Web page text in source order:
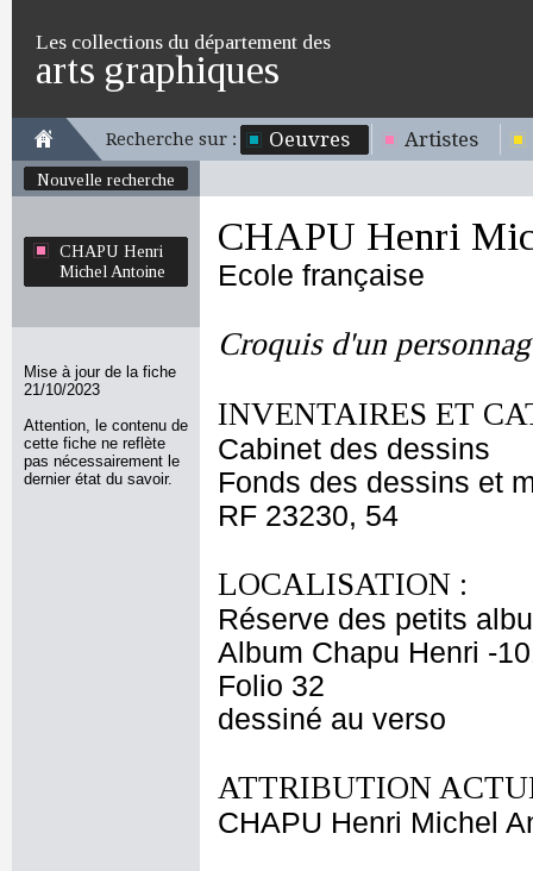
Les collections du département des
arts graphiques
Recherche sur : Oeuvres Artistes
Nouvelle recherche
CHAPU Henri
Michel Antoine
Mise à jour de la fiche
21/10/2023
Attention, le contenu de
cette fiche ne reflète
pas nécessairement le
dernier état du savoir.
CHAPU Henri
Ecole française
Croquis d'un
INVENTAIRES ET
Cabinet des dessins
Fonds des dessins et
RF 23230, 54
LOCALISATION :
Réserve des petits
Album Chapu Henri -
Folio 32
dessiné au verso
ATTRIBUTION
CHAPU Henri Michel